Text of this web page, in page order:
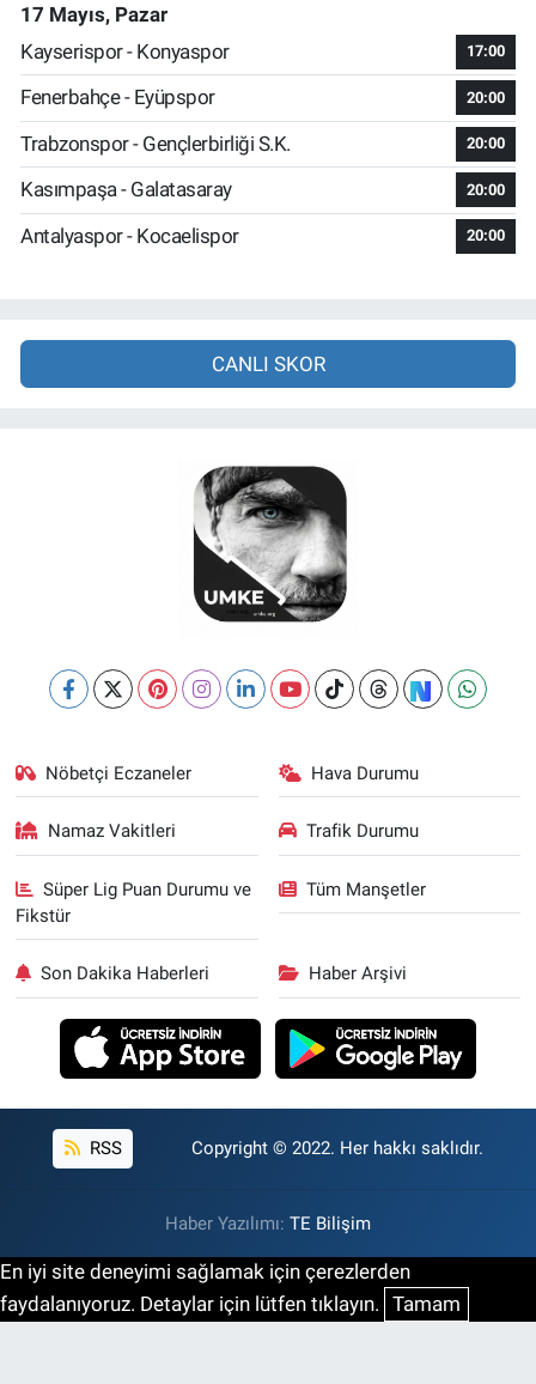
17 Mayıs, Pazar
Kayserispor - Konyaspor
17:00
Fenerbahçe - Eyüpspor 20:00
Trabzonspor - Gençlerbirliği S.K. 20:00
Kasımpaşa - Galatasaray 20:00
Antalyaspor - Kocaelispor 20:00
CANLI SKOR
Nöbetçi Eczaneler Hava Durumu
Namaz Vakitleri Trafik Durumu
Süper Lig Puan Durumu ve
Fikstür
Tüm Manşetler
Son Dakika Haberleri Haber Arşivi
RSS Copyright © 2022. Her hakkı saklıdır.
Haber Yazılımı: TE Bilişim
En iyi site deneyimi sağlamak için çerezlerden
faydalanıyoruz. Detaylar için lütfen tıklayın. Tamam